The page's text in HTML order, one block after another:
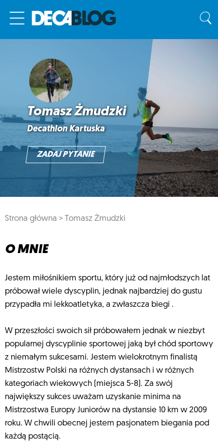
Tomasz Żmudzki
Decathlon Kartuska
ZADAJ PYTANIE
Strona główna > Tomasz Żmudzki
O MNIE
Jestem miłośnikiem sportu, który już od najmłodszych lat
próbował wiele dyscyplin, jednak najbardziej do gustu
przypadła mi lekkoatletyka, a zwłaszcza biegi .
W przeszłości swoich sił próbowałem jednak w niezbyt
popularnej dyscyplinie sportowej jaką był chód sportowy
z niemałym sukcesami. Jestem wielokrotnym finalistą
Mistrzostw Polski na różnych dystansach i w różnych
kategoriach wiekowych (miejsca 5-8). Za swój
największy sukces uważam uzyskanie minima na
Mistrzostwa Europy Juniorów na dystansie 10 km w 2009
roku. W chwili obecnej jestem pasjonatem biegania pod
każdą postącią.